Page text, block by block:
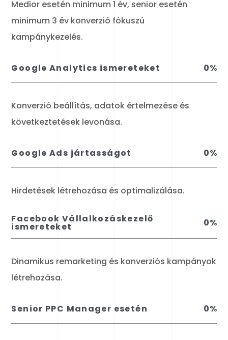
Medior esetén minimum 1 év, senior esetén
minimum 3 év konverzió fókuszú
kampánykezelés.
Google Analytics ismereteket 0%
Konverzió beállítás, adatok értelmezése és
következtetések levonása.
Google Ads jártasságot 0%
Hirdetések létrehozása és optimalizálása.
Facebook Vállalkozáskezelő
ismereteket 0%
Dinamikus remarketing és konverziós kampányok
létrehozása.
Senior PPC Manager esetén 0%